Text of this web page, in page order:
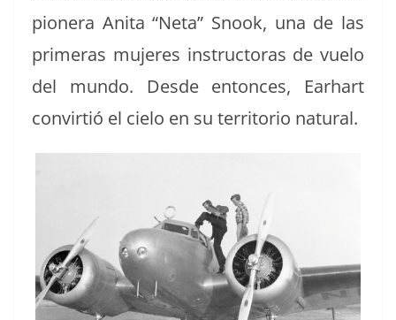
pio­nera Ani­ta “Neta” Snook, una de las
primeras mujeres instruc­toras de vue­lo
del mun­do. Des­de entonces, Earhart
con­vir­tió el cielo en su ter­ri­to­rio natural.